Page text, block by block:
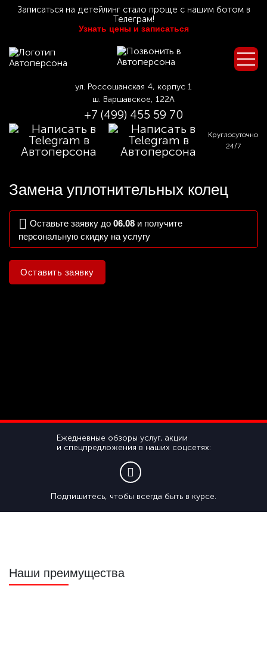
Записаться на детейлинг стало проще с нашим ботом в
Телеграм!
Узнать цены и записаться
ул. Россошанская 4, корпус 1
ш. Варшавское, 122А
+7 (499) 455 59 70
Круглосуточно
24/7
Замена уплотнительных колец
Оставьте заявку до 06.08 и получите
персональную скидку на услугу
Оставить заявку
Ежедневные обзоры услуг, акции
и спецпредложения в наших соцсетях:
Подпишитесь, чтобы всегда быть в курсе.
Наши преимущества